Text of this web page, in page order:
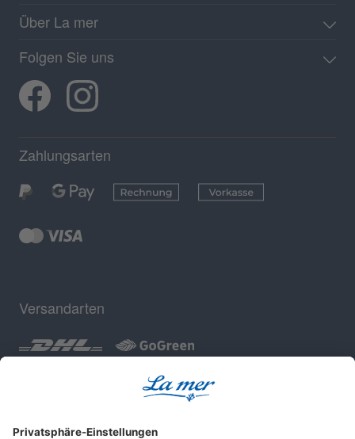
Über La mer
Folgen Sie uns
Zahlungsarten
Versandarten